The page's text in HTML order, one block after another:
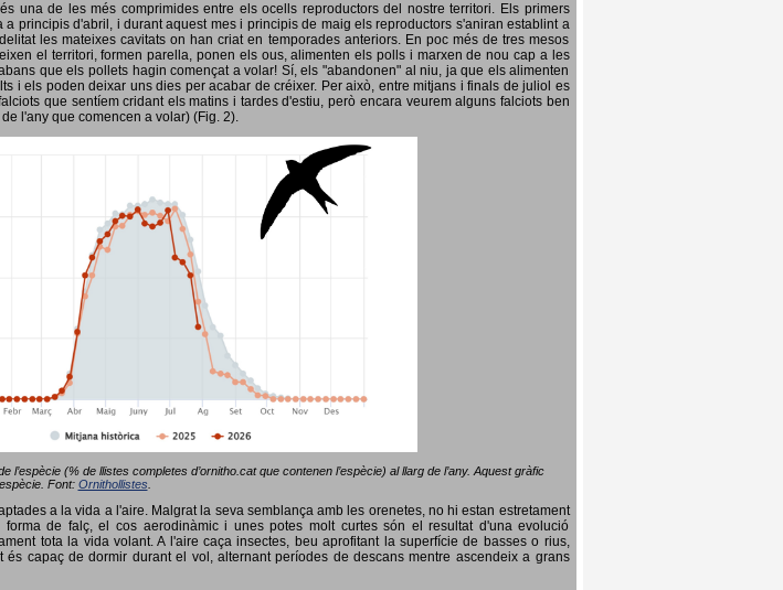
una de les més comprimides entre els ocells reproductors del nostre territori. Els primers
principis d'abril, i durant aquest mes i principis de maig els reproductors s'aniran establint a
les mateixes cavitats on han criat en temporades anteriors. En poc més de tres mesos
el territori, formen parella, ponen els ous, alimenten els polls i marxen de nou cap a les
que els pollets hagin començat a volar! Sí, els "abandonen" al niu, ja que els alimenten
i els poden deixar uns dies per acabar de créixer. Per això, entre mitjans i finals de juliol es
que sentíem cridant els matins i tardes d'estiu, però encara veurem alguns falciots ben
l'any que comencen a volar) (Fig. 2).
l’espècie (% de llistes completes d’ornitho.cat que contenen l’espècie) al llarg de l’any. Aquest gràfic
Font: Ornithollistes.
a la vida a l'aire. Malgrat la seva semblança amb les orenetes, no hi estan estretament
de falç, el cos aerodinàmic i unes potes molt curtes són el resultat d'una evolució
tota la vida volant. A l'aire caça insectes, beu aprofitant la superfície de basses o rius,
capaç de dormir durant el vol, alternant períodes de descans mentre ascendeix a grans